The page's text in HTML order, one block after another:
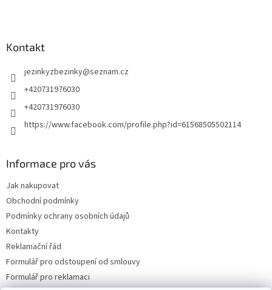
Kontakt
jezinkyzbezinky@seznam.cz
+420731976030
+420731976030
https://www.facebook.com/profile.php?id=61568505502114
Informace pro vás
Jak nakupovat
Obchodní podmínky
Podmínky ochrany osobních údajů
Kontakty
Reklamační řád
Formulář pro odstoupení od smlouvy
Formulář pro reklamaci